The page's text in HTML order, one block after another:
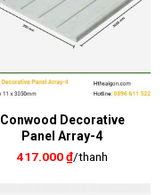
Conwood Decorative
Panel Array-4
417.000₫/thanh